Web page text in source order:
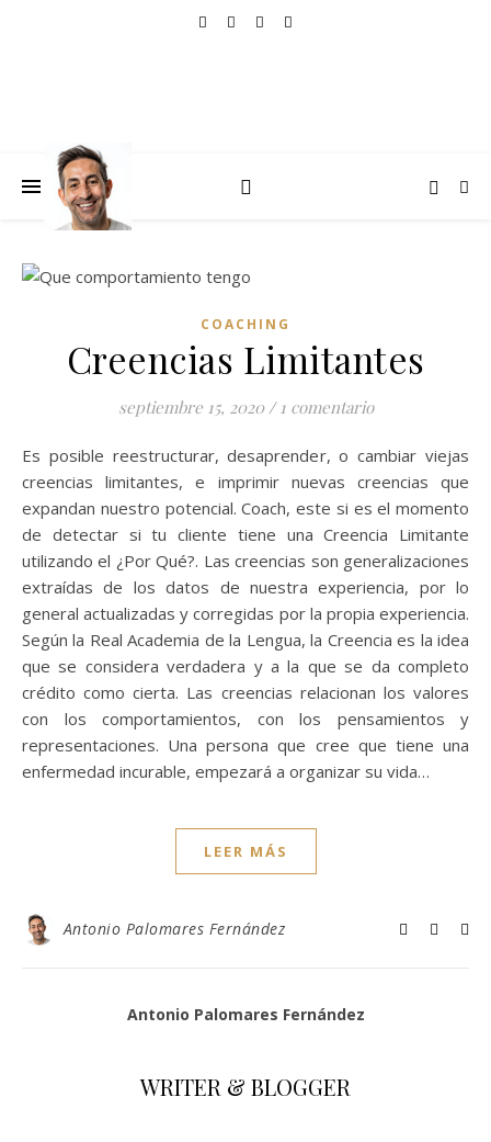
COACHING
Creencias Limitantes
septiembre 15, 2020 / 1 comentario
Es posible reestructurar, desaprender, o cambiar viejas
creencias limitantes, e imprimir nuevas creencias que
expandan nuestro potencial. Coach, este si es el momento
de detectar si tu cliente tiene una Creencia Limitante
utilizando el ¿Por Qué?. Las creencias son generalizaciones
extraídas de los datos de nuestra experiencia, por lo
general actualizadas y corregidas por la propia experiencia.
Según la Real Academia de la Lengua, la Creencia es la idea
que se considera verdadera y a la que se da completo
crédito como cierta. Las creencias relacionan los valores
con los comportamientos, con los pensamientos y
representaciones. Una persona que cree que tiene una
enfermedad incurable, empezará a organizar su vida…
LEER MÁS
Antonio Palomares Fernández
Antonio Palomares Fernández
WRITER & BLOGGER